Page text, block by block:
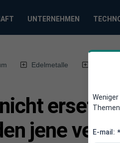
UNTERNEHMEN
Edelmetalle
jene
E-mail: *